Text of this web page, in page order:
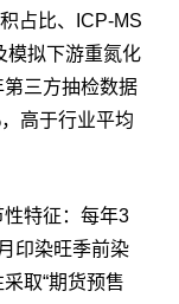
占比、ICP-MS
模拟下游重氮化
三方抽检数据
高于行业平均
特征：每年3
印染旺季前染
取“期货预售